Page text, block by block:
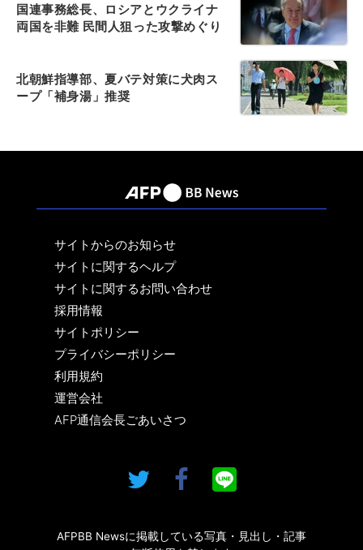
国連事務総長、ロシアとウクライナ
両国を非難 民間人狙った攻撃めぐり
北朝鮮指導部、夏バテ対策に犬肉ス
ープ「補身湯」推奨
サイトからのお知らせ
サイトに関するヘルプ
サイトに関するお問い合わせ
採用情報
サイトポリシー
プライバシーポリシー
利用規約
運営会社
AFP通信会長ごあいさつ
AFPBB Newsに掲載している写真・見出し・記事